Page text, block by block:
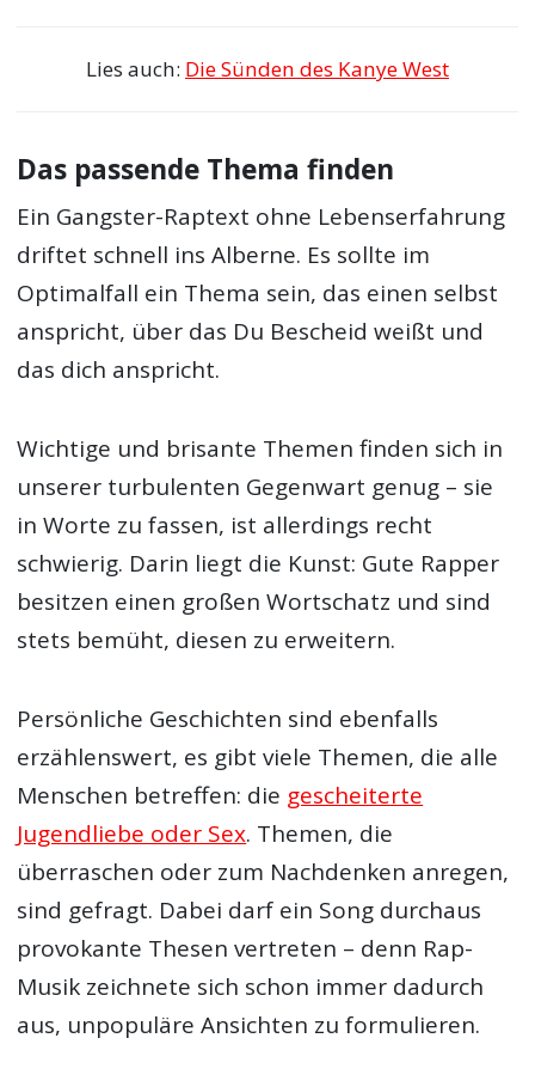
Lies auch: Die Sünden des Kanye West
Das passende Thema finden
Ein Gangster-Raptext ohne Lebenserfahrung
driftet schnell ins Alberne. Es sollte im
Optimalfall ein Thema sein, das einen selbst
anspricht, über das Du Bescheid weißt und
das dich anspricht.
Wichtige und brisante Themen finden sich in
unserer turbulenten Gegenwart genug – sie
in Worte zu fassen, ist allerdings recht
schwierig. Darin liegt die Kunst: Gute Rapper
besitzen einen großen Wortschatz und sind
stets bemüht, diesen zu erweitern.
Persönliche Geschichten sind ebenfalls
erzählenswert, es gibt viele Themen, die alle
Menschen betreffen: die gescheiterte
Jugendliebe oder Sex. Themen, die
überraschen oder zum Nachdenken anregen,
sind gefragt. Dabei darf ein Song durchaus
provokante Thesen vertreten – denn Rap-
Musik zeichnete sich schon immer dadurch
aus, unpopuläre Ansichten zu formulieren.